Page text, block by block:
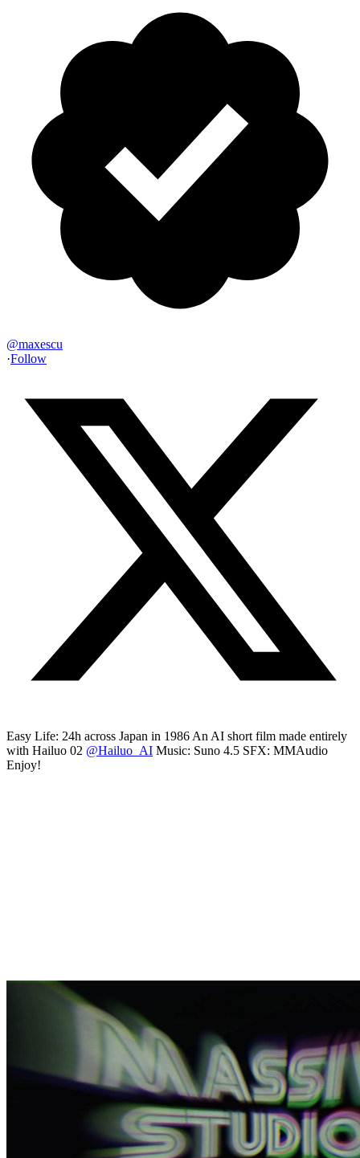
@maxescu
·Follow
Easy Life: 24h across Japan in 1986 An AI short film made entirely
with Hailuo 02 @Hailuo_AI Music: Suno 4.5 SFX: MMAudio
Enjoy!